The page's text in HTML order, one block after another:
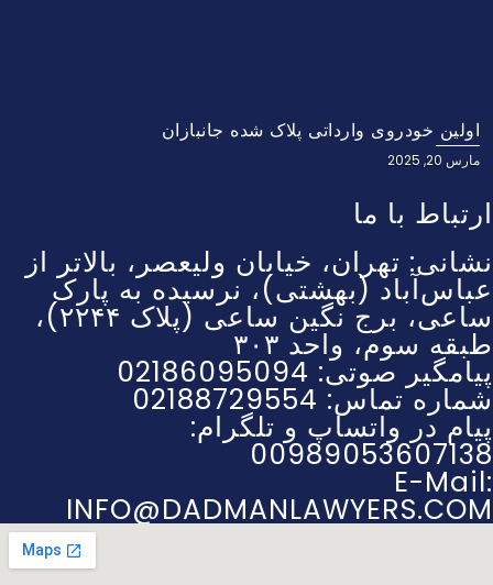
اولین خودروی وارداتی پلاک شده جانبازان
مارس 20, 2025
ارتباط با ما
نشانی: تهران، خیابان ولیعصر، بالاتر از
عباس‌آباد (بهشتی)، نرسیده به پارک
ساعی، برج نگین ساعی (پلاک ۲۲۴۴)،
طبقه سوم، واحد ۳۰۳
پیامگیر صوتی: 02186095094
شماره تماس: 02188729554
پیام در واتساپ و تلگرام:
00989053607138
E-Mail:
INFO@DADMANLAWYERS.COM